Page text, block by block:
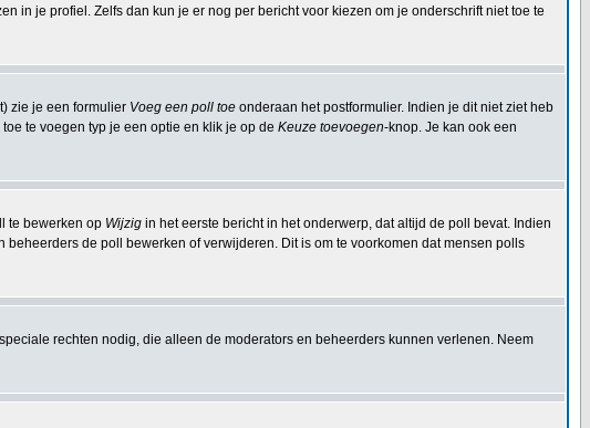
in je profiel. Zelfs dan kun je er nog per bericht voor kiezen om je onderschrift niet toe te
zie je een formulier Voeg een poll toe onderaan het postformulier. Indien je dit niet ziet heb
te voegen typ je een optie en klik je op de Keuze toevoegen-knop. Je kan ook een
te bewerken op Wijzig in het eerste bericht in het onderwerp, dat altijd de poll bevat. Indien
de poll bewerken of verwijderen. Dit is om te voorkomen dat mensen polls
rechten nodig, die alleen de moderators en beheerders kunnen verlenen. Neem